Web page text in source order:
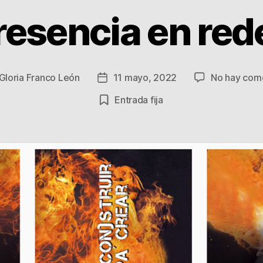
en
Gloria Franco León
Fecha
de
la
11 mayo, 2022 No hay
Entrada fija